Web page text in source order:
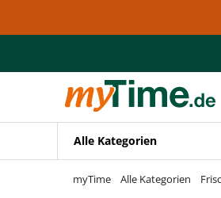
Zur Navigation springen
Alle Kategorien
myTime Alle Kategorien